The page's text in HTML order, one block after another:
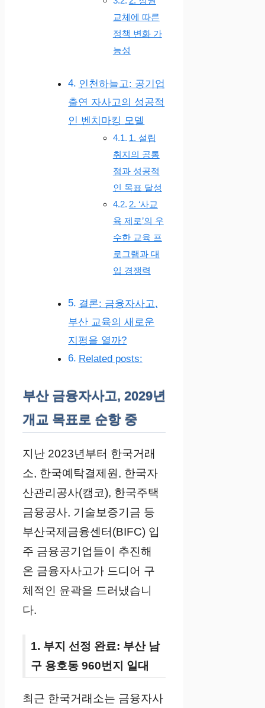
교체에 따른
정책 변화 가
능성
인천하늘고: 공기업
출연 자사고의 성공적
인 벤치마킹 모델
1. 설립
취지의 공통
점과 성공적
인 목표 달성
2. ‘사교
육 제로’의 우
수한 교육 프
로그램과 대
입 경쟁력
결론: 금융자사고,
부산 교육의 새로운
지평을 열까?
Related posts:
부산 금융자사고, 2029년
개교 목표로 순항 중
지난 2023년부터 한국거래
소, 한국예탁결제원, 한국자
산관리공사(캠코), 한국주택
금융공사, 기술보증기금 등
부산국제금융센터(BIFC) 입
주 금융공기업들이 추진해
온 금융자사고가 드디어 구
체적인 윤곽을 드러냈습니
다.
1. 부지 선정 완료: 부산 남
구 용호동 960번지 일대
최근 한국거래소는 금융자사